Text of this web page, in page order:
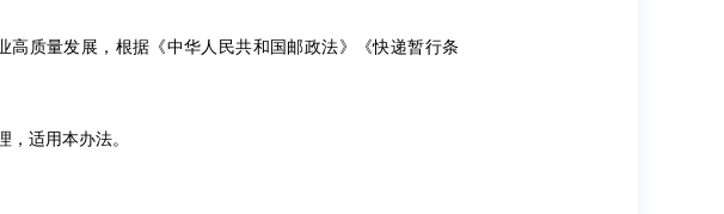
质量发展，根据《中华人民共和国邮政法》《快递暂行条
适用本办法。